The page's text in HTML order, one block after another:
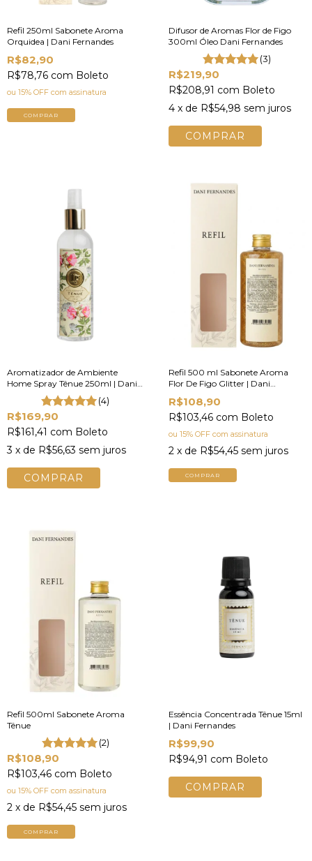
Refil 250ml Sabonete Aroma
Orquidea | Dani Fernandes
R$82,90
R$78,76 com Boleto
ou 15% OFF com assinatura
COMPRAR
Difusor de Aromas Flor de Figo
300ml Óleo Dani Fernandes
(3)
R$219,90
R$208,91 com Boleto
4 x de R$54,98 sem juros
Aromatizador de Ambiente
Home Spray Tênue 250ml | Dani
Fernandes
(4)
R$169,90
R$161,41 com Boleto
3 x de R$56,63 sem juros
Refil 500 ml Sabonete Aroma
Flor De Figo Glitter | Dani
Fernandes
R$108,90
R$103,46 com Boleto
ou 15% OFF com assinatura
2 x de R$54,45 sem juros
COMPRAR
Refil 500ml Sabonete Aroma
Tênue
(2)
R$108,90
R$103,46 com Boleto
ou 15% OFF com assinatura
2 x de R$54,45 sem juros
COMPRAR
Essência Concentrada Tênue 15ml
| Dani Fernandes
R$99,90
R$94,91 com Boleto